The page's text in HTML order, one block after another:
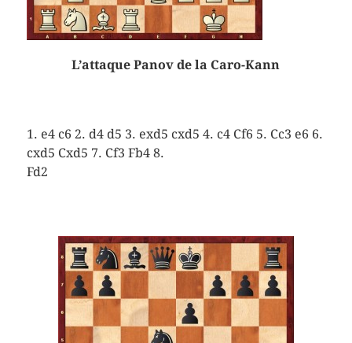
L’attaque Panov de la Caro-Kann
1. e4 c6 2. d4 d5 3. exd5 cxd5 4. c4 Cf6 5. Cc3 e6 6.
cxd5 Cxd5 7. Cf3 Fb4 8.
Fd2